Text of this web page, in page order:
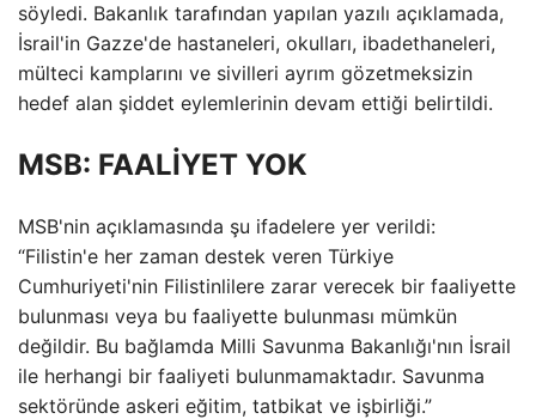
söyledi. Bakanlık tarafından yapılan yazılı açıklamada,
İsrail'in Gazze'de hastaneleri, okulları, ibadethaneleri,
mülteci kamplarını ve sivilleri ayrım gözetmeksizin
hedef alan şiddet eylemlerinin devam ettiği belirtildi.
MSB: FAALİYET YOK
MSB'nin açıklamasında şu ifadelere yer verildi:
“Filistin'e her zaman destek veren Türkiye
Cumhuriyeti'nin Filistinlilere zarar verecek bir faaliyette
bulunması veya bu faaliyette bulunması mümkün
değildir. Bu bağlamda Milli Savunma Bakanlığı'nın İsrail
ile herhangi bir faaliyeti bulunmamaktadır. Savunma
sektöründe askeri eğitim, tatbikat ve işbirliği.”